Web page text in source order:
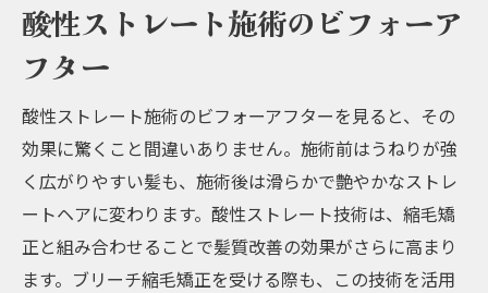
酸性ストレート施術のビフォーア
フター
酸性ストレート施術のビフォーアフターを見ると、その
効果に驚くこと間違いありません。施術前はうねりが強
く広がりやすい髪も、施術後は滑らかで艶やかなストレ
ートヘアに変わります。酸性ストレート技術は、縮毛矯
正と組み合わせることで髪質改善の効果がさらに高まり
ます。ブリーチ縮毛矯正を受ける際も、この技術を活用